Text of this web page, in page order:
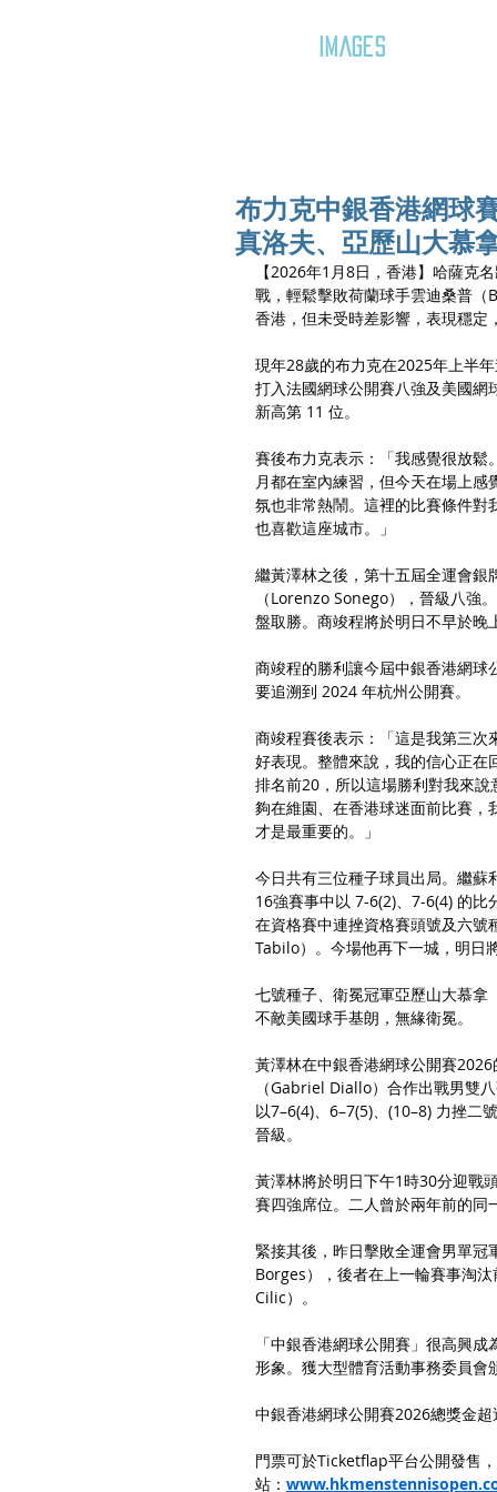
IMAGES
布力克中銀香港網球
真洛夫、亞歷山大慕
【2026年1月8日，香港】哈薩克
戰，輕鬆擊敗荷蘭球手雲迪桑普
香港，但未受時差影響，表現穩定
現年28歲的布力克在2025年上半
打入法國網球公開賽八強及美國網
新高第 11 位。
賽後布力克表示：「我感覺很放鬆
月都在室內練習，但今天在場上
氛也非常熱鬧。這裡的比賽條件對
也喜歡這座城市。」
繼黃澤林之後，第十五屆全運會銀
（Lorenzo Sonego），晉級八強
盤取勝。商竣程將於明日不早於晚
商竣程的勝利讓今屆中銀香港網
要追溯到 2024 年杭州公開賽。
商竣程賽後表示：「這是我第三次
好表現。整體來說，我的信心正在
排名前20，所以這場勝利對我來
夠在維園、在香港球迷面前比賽，
才是最重要的。」
今日共有三位種子球員出局。繼
16強賽事中以 7-6(2)、7-6(4) 的
在資格賽中連挫資格賽頭號及六
Tabilo）。今場他再下一城，明日
七號種子、衛冕冠軍亞歷山大慕
不敵美國球手基朗，無緣衛冕。
黃澤林在中銀香港網球公開賽
（Gabriel Diallo）合作出戰男雙
以7–6(4)、6–7(5)、(10–8) 力挫
晉級。
黃澤林將於明日下午1時30分迎戰
賽四強席位。二人曾於兩年前的同
緊接其後，昨日擊敗全運會男單
Borges），後者在上一輪賽事淘
Cilic）。
「中銀香港網球公開賽」很高興
形象。獲大型體育活動事務委員會
中銀香港網球公開賽2026總獎金
門票可於Ticketflap平台公開發售
站：